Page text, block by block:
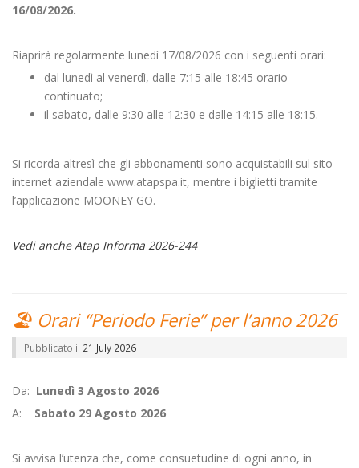
16/08/2026.
Riaprirà regolarmente lunedì 17/08/2026 con i seguenti orari:
dal lunedì al venerdì, dalle 7:15 alle 18:45 orario
continuato;
il sabato, dalle 9:30 alle 12:30 e dalle 14:15 alle 18:15.
Si ricorda altresì che gli abbonamenti sono acquistabili sul sito
internet aziendale www.atapspa.it, mentre i biglietti tramite
l’applicazione MOONEY GO.
Vedi anche Atap Informa 2026-244
🏖️ Orari “Periodo Ferie” per l’anno 2026
Pubblicato il 21 July 2026
Da: Lunedì 3 Agosto 2026
A: Sabato 29 Agosto 2026
Si avvisa l’utenza che, come consuetudine di ogni anno, in